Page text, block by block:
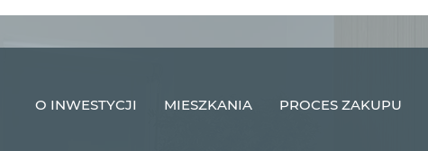
O INWESTYCJI MIESZKANIA PROCES ZAKUPU